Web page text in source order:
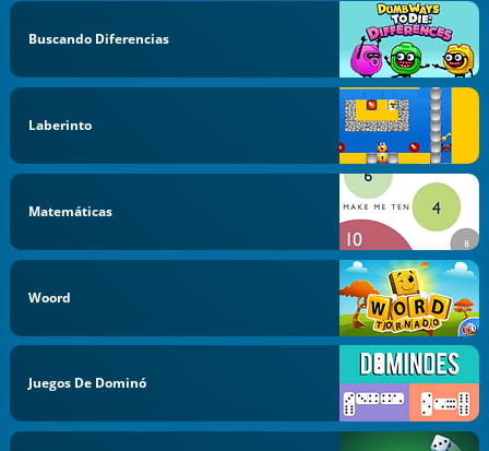
Buscando Diferencias
Laberinto
Matemáticas
Woord
Juegos De Dominó